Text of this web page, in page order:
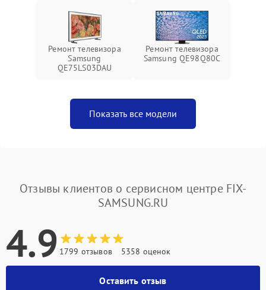
Ремонт телевизора
Samsung
QE75LS03DAU
Ремонт телевизора
Samsung QE98Q80C
Показать все модели
Отзывы клиентов о сервисном центре FIX-
SAMSUNG.RU
4.9 1799 отзывов 5358 оценок
Оставить отзыв